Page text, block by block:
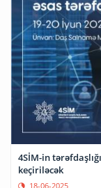
4SİM-in
keçiriləcək
18-06-2025